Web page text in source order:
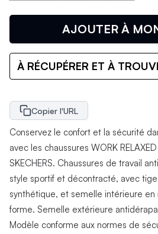
AJOUTER À
À RÉCUPÉRER ET À
Copier l'URL
Conservez le confort et la sécurité
avec les chaussures WORK
SKECHERS. Chaussures de travail
style sportif et décontracté, avec
synthétique, et semelle intérieure
forme. Semelle extérieure
Modèle conforme aux normes de